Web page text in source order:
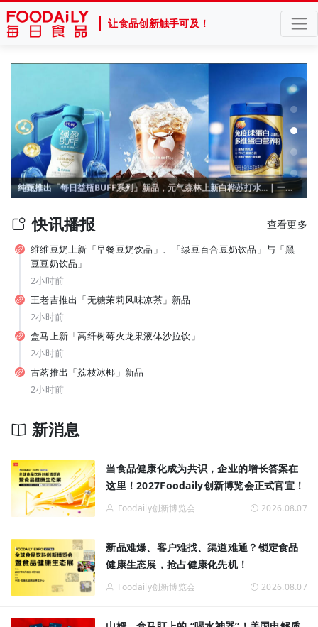
让食品创新触手可及！
纯甄推出「每日益瓶BUFF系列」新品，元气森林上新白桦苏打水... | 一周热闻
从7-11、朴朴到丰e，蒙牛要借运动饮料“杀”入渠道新战场？
快讯播报 查看更多
维维豆奶上新「早餐豆奶饮品」、「绿豆百合豆奶饮品」与「黑
豆豆奶饮品」
2小时前
王老吉推出「无糖茉莉风味凉茶」新品
2小时前
盒马上新「高纤树莓火龙果液体沙拉饮」
2小时前
古茗推出「荔枝冰椰」新品
2小时前
新消息
当食品健康化成为共识，企业的增长答案在
这里！2027Foodaily创新博览会正式官宣！
Foodaily创新博览会 2026.08.07
新品难爆、客户难找、渠道难通？锁定食品
健康生态展，抢占健康化先机！
Foodaily创新博览会 2026.08.07